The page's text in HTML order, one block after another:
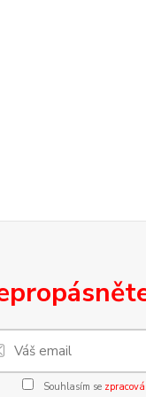
Souhlasím se